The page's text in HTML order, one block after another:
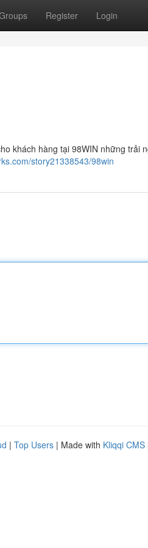
Register Login
khách hàng tại 98WIN những trải
story21338543/98win
| Top Users | Made with Kliqqi CMS